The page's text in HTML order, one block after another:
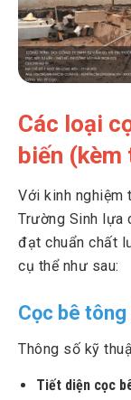
Các loại
biến (kèm
Với kinh nghiệm
Trường Sinh lựa
đạt chuẩn chất
cụ thể như sau:
Cọc bê
Thông số kỹ
Tiết diện cọc